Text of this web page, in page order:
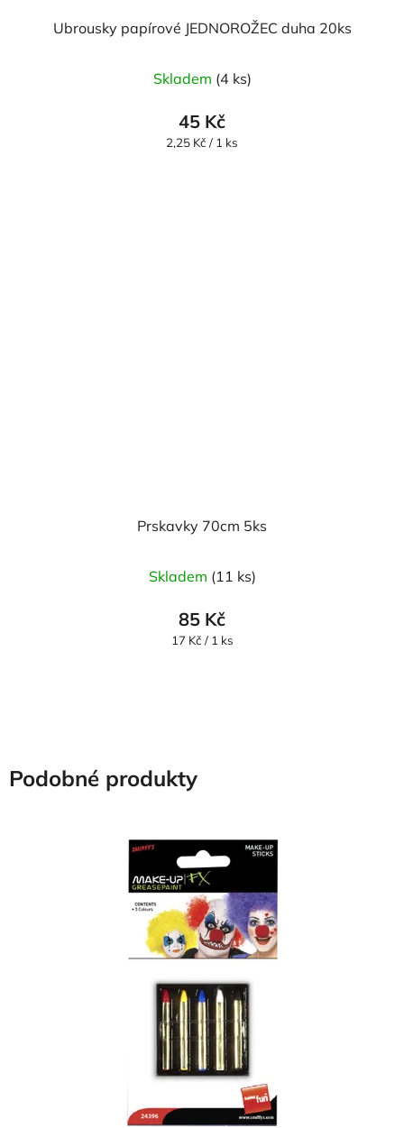
Ubrousky papírové JEDNOROŽEC duha 20ks
Skladem (4 ks)
45 Kč
Měrná
2,25 Kč / 1 ks
Prskavky 70cm 5ks
Skladem (11 ks)
85 Kč
Měrná
17 Kč / 1 ks
Podobné produkty